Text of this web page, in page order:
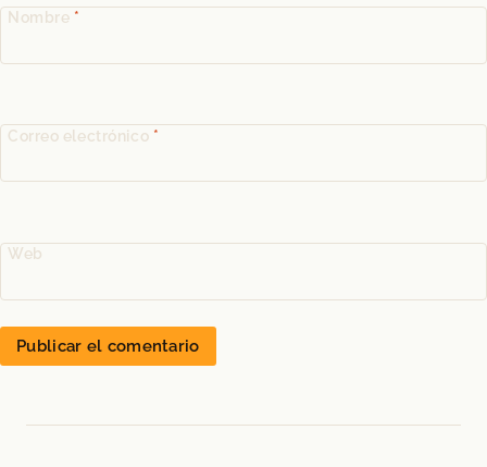
Nombre *
Correo electrónico *
Web